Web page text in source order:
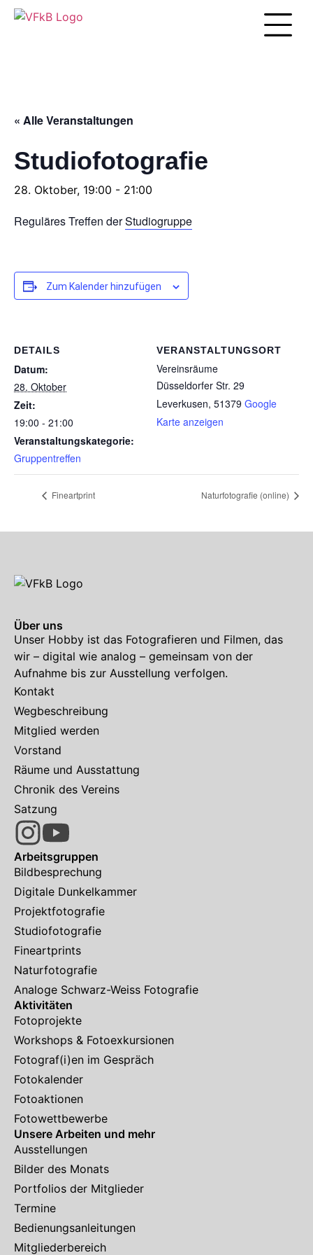
« Alle Veranstaltungen
Studiofotografie
28. Oktober, 19:00 - 21:00
Reguläres Treffen derStudiogruppe
Zum Kalender hinzufügen
DETAILS
Datum:
28. Oktober
Zeit:
19:00 - 21:00
Veranstaltungskategorie:
Gruppentreffen
VERANSTALTUNGSORT
Vereinsräume
Düsseldorfer Str. 29
Leverkusen, 51379 Google
Karte anzeigen
Fineartprint Naturfotografie (online)
Über uns
Unser Hobby ist das Fotografieren und Filmen, das
wir – digital wie analog – gemeinsam von der
Aufnahme bis zur Ausstellung verfolgen.
Kontakt
Wegbeschreibung
Mitglied werden
Vorstand
Räume und Ausstattung
Chronik des Vereins
Satzung
Arbeitsgruppen
Bildbesprechung
Digitale Dunkelkammer
Projektfotografie
Studiofotografie
Fineartprints
Naturfotografie
Analoge Schwarz-Weiss Fotografie
Aktivitäten
Fotoprojekte
Workshops & Fotoexkursionen
Fotograf(i)en im Gespräch
Fotokalender
Fotoaktionen
Fotowettbewerbe
Unsere Arbeiten und mehr
Ausstellungen
Bilder des Monats
Portfolios der Mitglieder
Termine
Bedienungsanleitungen
Mitgliederbereich